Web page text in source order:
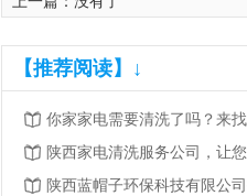
【推荐阅读】↓
陕西蓝帽子环保科技有限公